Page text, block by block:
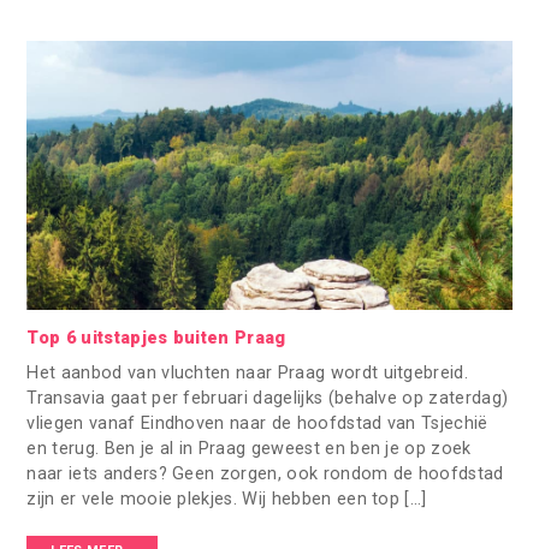
Top 6 uitstapjes buiten Praag
Het aanbod van vluchten naar Praag wordt uitgebreid.
Transavia gaat per februari dagelijks (behalve op zaterdag)
vliegen vanaf Eindhoven naar de hoofdstad van Tsjechië
en terug. Ben je al in Praag geweest en ben je op zoek
naar iets anders? Geen zorgen, ook rondom de hoofdstad
zijn er vele mooie plekjes. Wij hebben een top […]